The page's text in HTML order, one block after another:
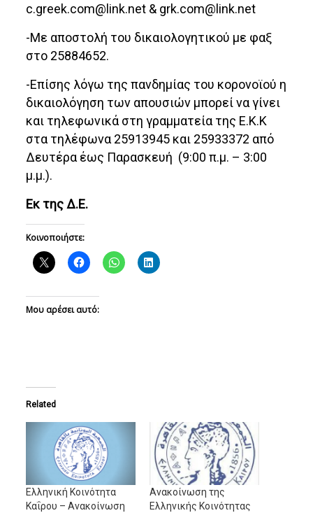
c.greek.com@link.net & grk.com@link.net
-Με αποστολή του δικαιολογητικού με φαξ
στο 25884652.
-Επίσης λόγω της πανδημίας του κορονοϊού η
δικαιολόγηση των απουσιών μπορεί να γίνει
και τηλεφωνικά στη γραμματεία της Ε.Κ.Κ
στα τηλέφωνα 25913945 και 25933372 από
Δευτέρα έως Παρασκευή (9:00 π.μ. – 3:00
μ.μ.).
Εκ της Δ.Ε.
Κοινοποιήστε:
Μου αρέσει αυτό:
Related
Ελληνική Κοινότητα
Καΐρου – Ανακοίνωση
Ανακοίνωση της
Ελληνικής Κοινότητας